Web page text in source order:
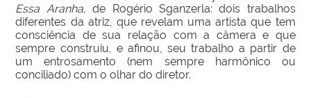
Essa Aranha,de Rogério Sganzerla: dois trabalhos
diferentes da atriz, que revelam uma artista que tem
consciência de sua relação com a câmera e que
sempre construiu, e afinou, seu trabalho a partir de
um entrosamento (nem sempre harmônico ou
conciliado) com o olhar do diretor.